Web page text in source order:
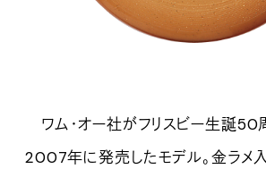
ワム・オー社がフリスビー生誕50
2007年に発売したモデル。金ラメ